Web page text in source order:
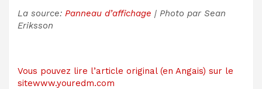
La source: Panneau d’affichage | Photo par Sean
Eriksson
Vous pouvez lire l’article original (en Angais) sur le
sitewww.youredm.com